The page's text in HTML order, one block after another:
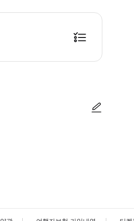
는 이유 다음의 이유를 살펴보세요. * 다양